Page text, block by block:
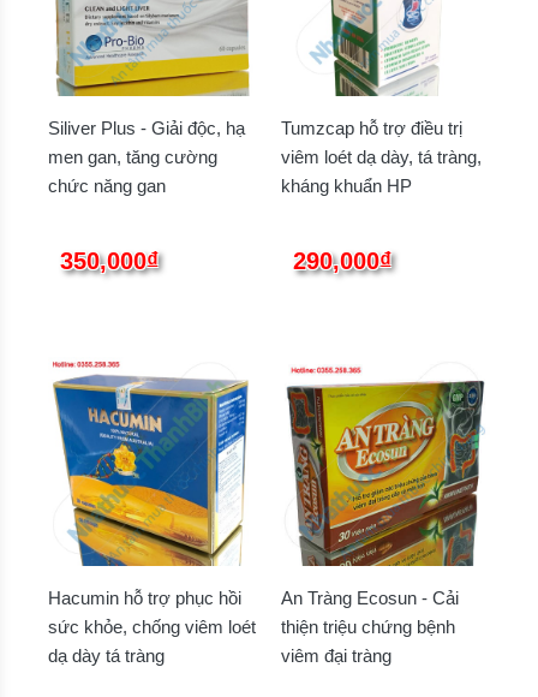
Siliver Plus - Giải độc, hạ
men gan, tăng cường
chức năng gan
350,000₫
Tumzcap hỗ trợ điều trị
viêm loét dạ dày, tá tràng,
kháng khuẩn HP
290,000₫
Hacumin hỗ trợ phục hồi
sức khỏe, chống viêm loét
dạ dày tá tràng
An Tràng Ecosun - Cải
thiện triệu chứng bệnh
viêm đại tràng